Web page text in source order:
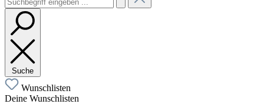
Suche
Wunschlisten
Deine Wunschlisten